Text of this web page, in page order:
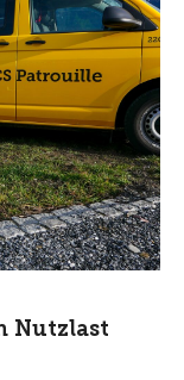
Nutzlast